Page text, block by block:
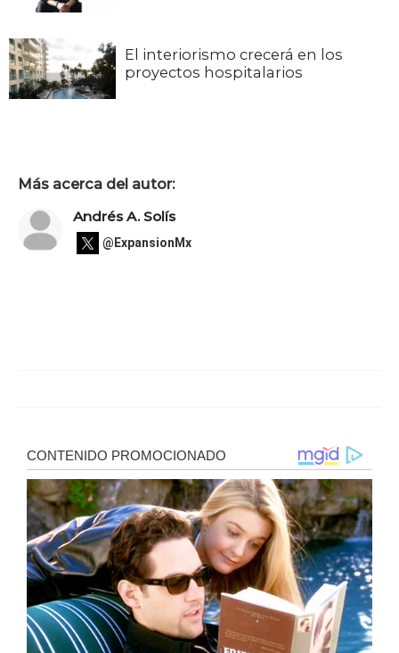
El interiorismo crecerá en los
proyectos hospitalarios
Más acerca del autor:
Andrés A. Solís
@ExpansionMx